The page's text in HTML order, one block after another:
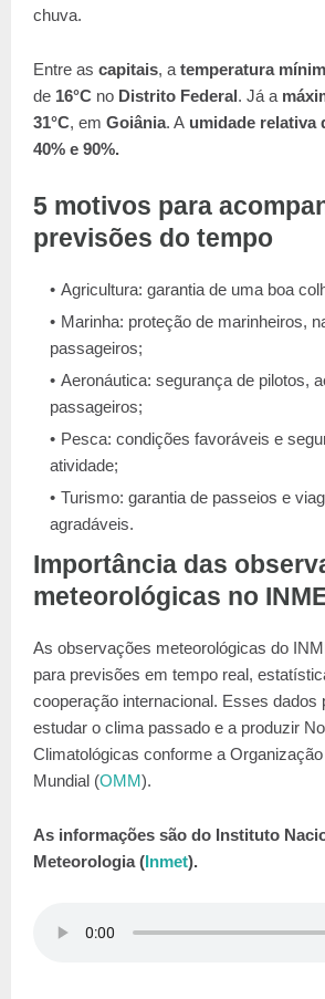
chuva.
Entre as capitais, atemperatura
de 16°C no Distrito Federal. Já a
31°C, em Goiânia. A umidade relativa
40% e 90%.
5 motivos para
previsões do tempo
Agricultura: garantia de uma boa
Marinha: proteção de marinheiros,
passageiros;
Aeronáutica: segurança de pilotos,
passageiros;
Pesca: condições favoráveis e
atividade;
Turismo: garantia de passeios e
agradáveis.
Importância das
meteorológicas no
As observações meteorológicas do
para previsões em tempo real,
cooperação internacional. Esses dados
estudar o clima passado e a produzir
Climatológicas conforme a
Mundial (OMM).
As informações são do Instituto
Meteorologia (Inmet).